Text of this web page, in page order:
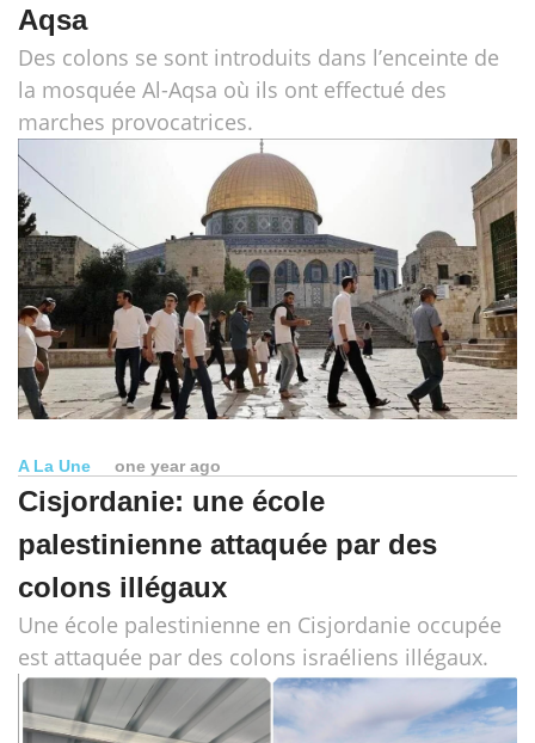
Aqsa
Des colons se sont introduits dans l’enceinte de
la mosquée Al-Aqsa où ils ont effectué des
marches provocatrices.
A La Une one year ago
Cisjordanie: une école
palestinienne attaquée par des
colons illégaux
Une école palestinienne en Cisjordanie occupée
est attaquée par des colons israéliens illégaux.